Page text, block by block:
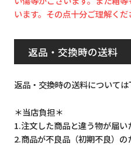
います。その点十分ご理解くだ
返品・交換時の送料
返品・交換時の送料について
＊当店負担＊
1.注文した商品と違う物が届い
2.商品が不良品（初期不良）